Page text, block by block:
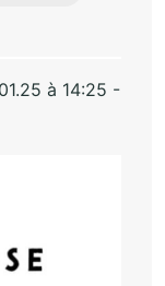
à 14:25 -